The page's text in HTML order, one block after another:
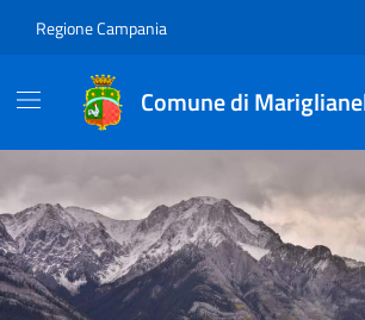
Regione Campania
Comune di